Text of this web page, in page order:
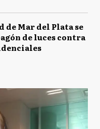
de Mar del Plata se
de luces contra